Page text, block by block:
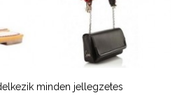
minden jellegzetes